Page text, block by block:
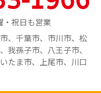
祝日も営業
、千葉市、市川市、松
我孫子市、八王子市、
たま市、上尾市、川口